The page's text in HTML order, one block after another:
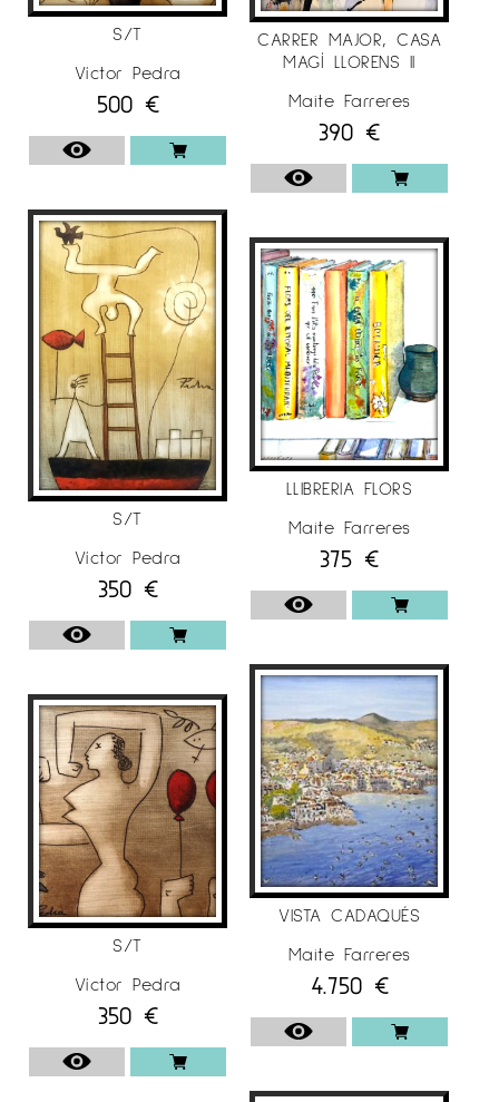
S/T
Víctor Pedra
500 €
S/T
Víctor Pedra
350 €
S/T
Víctor Pedra
350 €
CARRER MAJOR, CASA
MAGÍ LLORENS II
Maite Farreres
390 €
LLIBRERIA FLORS
Maite Farreres
375 €
VISTA CADAQUÉS
Maite Farreres
4.750 €